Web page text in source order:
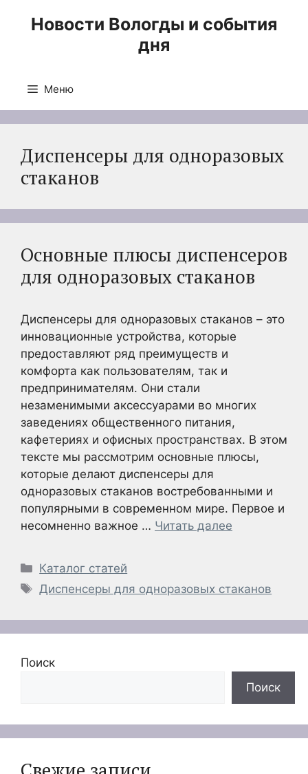
Новости Вологды и события
дня
Меню
Диспенсеры для одноразовых
стаканов
Основные плюсы диспенсеров
для одноразовых стаканов
Диспенсеры для одноразовых стаканов – это
инновационные устройства, которые
предоставляют ряд преимуществ и
комфорта как пользователям, так и
предпринимателям. Они стали
незаменимыми аксессуарами во многих
заведениях общественного питания,
кафетериях и офисных пространствах. В этом
тексте мы рассмотрим основные плюсы,
которые делают диспенсеры для
одноразовых стаканов востребованными и
популярными в современном мире. Первое и
несомненно важное … Читать далее
Рубрики
Каталог статей
Метки
Диспенсеры для одноразовых стаканов
Поиск
Поиск